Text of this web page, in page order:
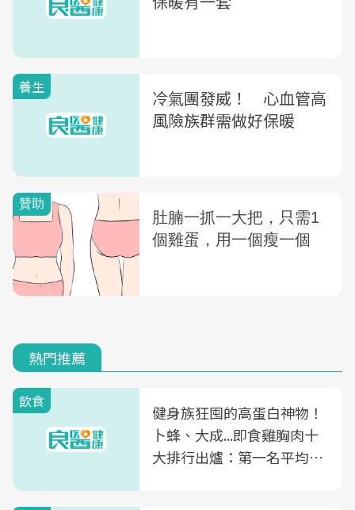
養生
冷氣團發威！ 心血管高
風險族群需做好保暖
熱門推薦
飲食
健身族狂囤的高蛋白神物！
卜蜂、大成...即食雞胸肉十
大排行出爐：第一名平均一